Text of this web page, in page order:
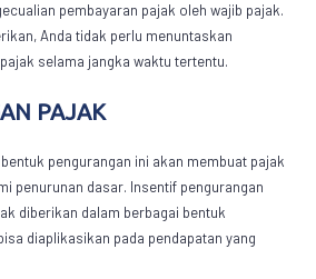
pembayaran pajak oleh wajib pajak.
Anda tidak perlu menuntaskan
selama jangka waktu tertentu.
PAJAK
pengurangan ini akan membuat pajak
penurunan dasar. Insentif pengurangan
diberikan dalam berbagai bentuk
diaplikasikan pada pendapatan yang